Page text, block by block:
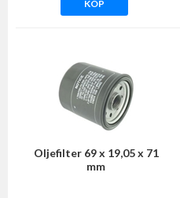
KÖP
Oljefilter 69 x 19,05 x 71
mm